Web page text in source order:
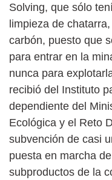
Solving, que sólo
limpieza de
carbón, puesto que
para entrar en la
nunca para
recibió del Instituto
dependiente del
Ecológica y el Reto
subvención de casi
puesta en marcha
subproductos de la